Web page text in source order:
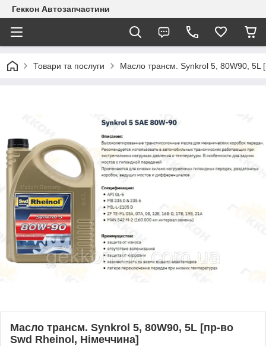
Геккон Автозапчастини
Товари та послуги Масло трансм. Synkrol 5, 80W90, 5L
Масло трансм. Synkrol 5, 80W90, 5L [пр-во
Swd Rheinol, Німеччина]